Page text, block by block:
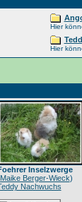
Hier
Hier
Inselzwerge
Maike Berger-Wieck)
Nachwuchs